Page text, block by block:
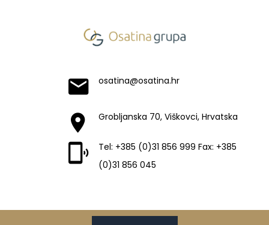
osatina@osatina.hr
Grobljanska 70, Viškovci, Hrvatska
Tel: +385 (0)31 856 999 Fax: +385
(0)31 856 045